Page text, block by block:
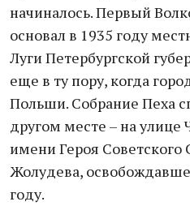
начиналось. Первый
основал в 1935 году
Луги Петербургской
еще в ту пору, когда
Польши. Собрание Пеха
другом месте – на улице
имени Героя Советского
Жолудева,
году.